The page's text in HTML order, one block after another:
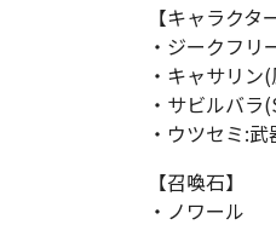
【キャラクタ
・ジークフリ
・キャサリン
・サビルバラ
・ウツセミ:武
【召喚石】
・ノワール